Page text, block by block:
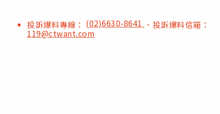
投訴爆料專線： (02)6630-8641 、投訴爆料信箱：
119@ctwant.com